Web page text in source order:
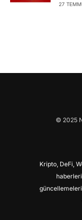
27
© 2025
Kripto, DeFi,